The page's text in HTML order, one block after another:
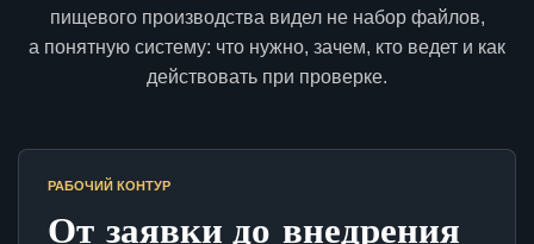
пищевого производства видел не набор файлов,
а понятную систему: что нужно, зачем, кто ведет и как
действовать при проверке.
РАБОЧИЙ КОНТУР
От заявки до внедрения